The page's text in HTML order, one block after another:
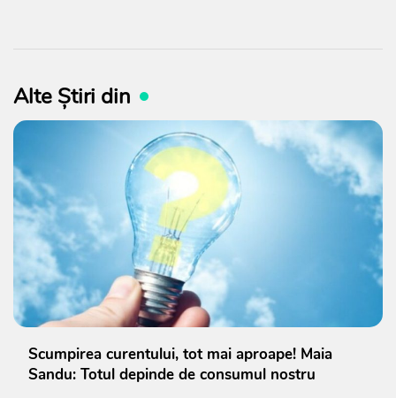
Alte Știri din
Scumpirea curentului, tot mai aproape! Maia
Sandu: Totul depinde de consumul nostru